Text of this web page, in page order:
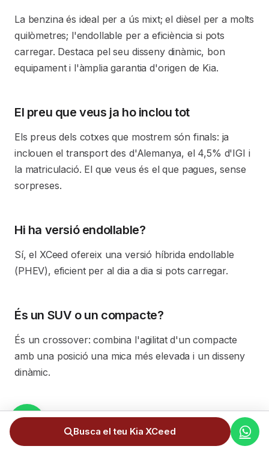
La benzina és ideal per a ús mixt; el dièsel per a molts
quilòmetres; l'endollable per a eficiència si pots
carregar. Destaca pel seu disseny dinàmic, bon
equipament i l'àmplia garantia d'origen de Kia.
El preu que veus ja ho inclou tot
Els preus dels cotxes que mostrem són finals: ja
inclouen el transport des d'Alemanya, el 4,5% d'IGI i
la matriculació. El que veus és el que pagues, sense
sorpreses.
Hi ha versió endollable?
Sí, el XCeed ofereix una versió híbrida endollable
(PHEV), eficient per al dia a dia si pots carregar.
És un SUV o un compacte?
És un crossover: combina l'agilitat d'un compacte
amb una posició una mica més elevada i un disseny
dinàmic.
Té bona garantia d'origen?
Kia és coneguda per les seves àmplies garanties; et
Busca el teu Kia XCeed